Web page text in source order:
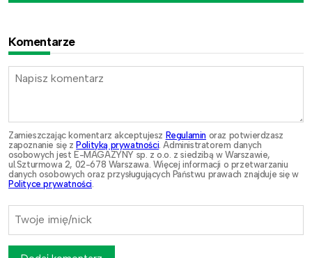
Komentarze
Zamieszczając komentarz akceptujesz Regulamin oraz potwierdzasz
zapoznanie się zPolityką prywatności . Administratorem danych
osobowych jest E-MAGAZYNY sp. z o.o. z siedzibą w Warszawie,
ul.Szturmowa 2, 02-678 Warszawa. Więcej informacji o przetwarzaniu
danych osobowych oraz przysługujących Państwu prawach znajduje się w
Polityce prywatności